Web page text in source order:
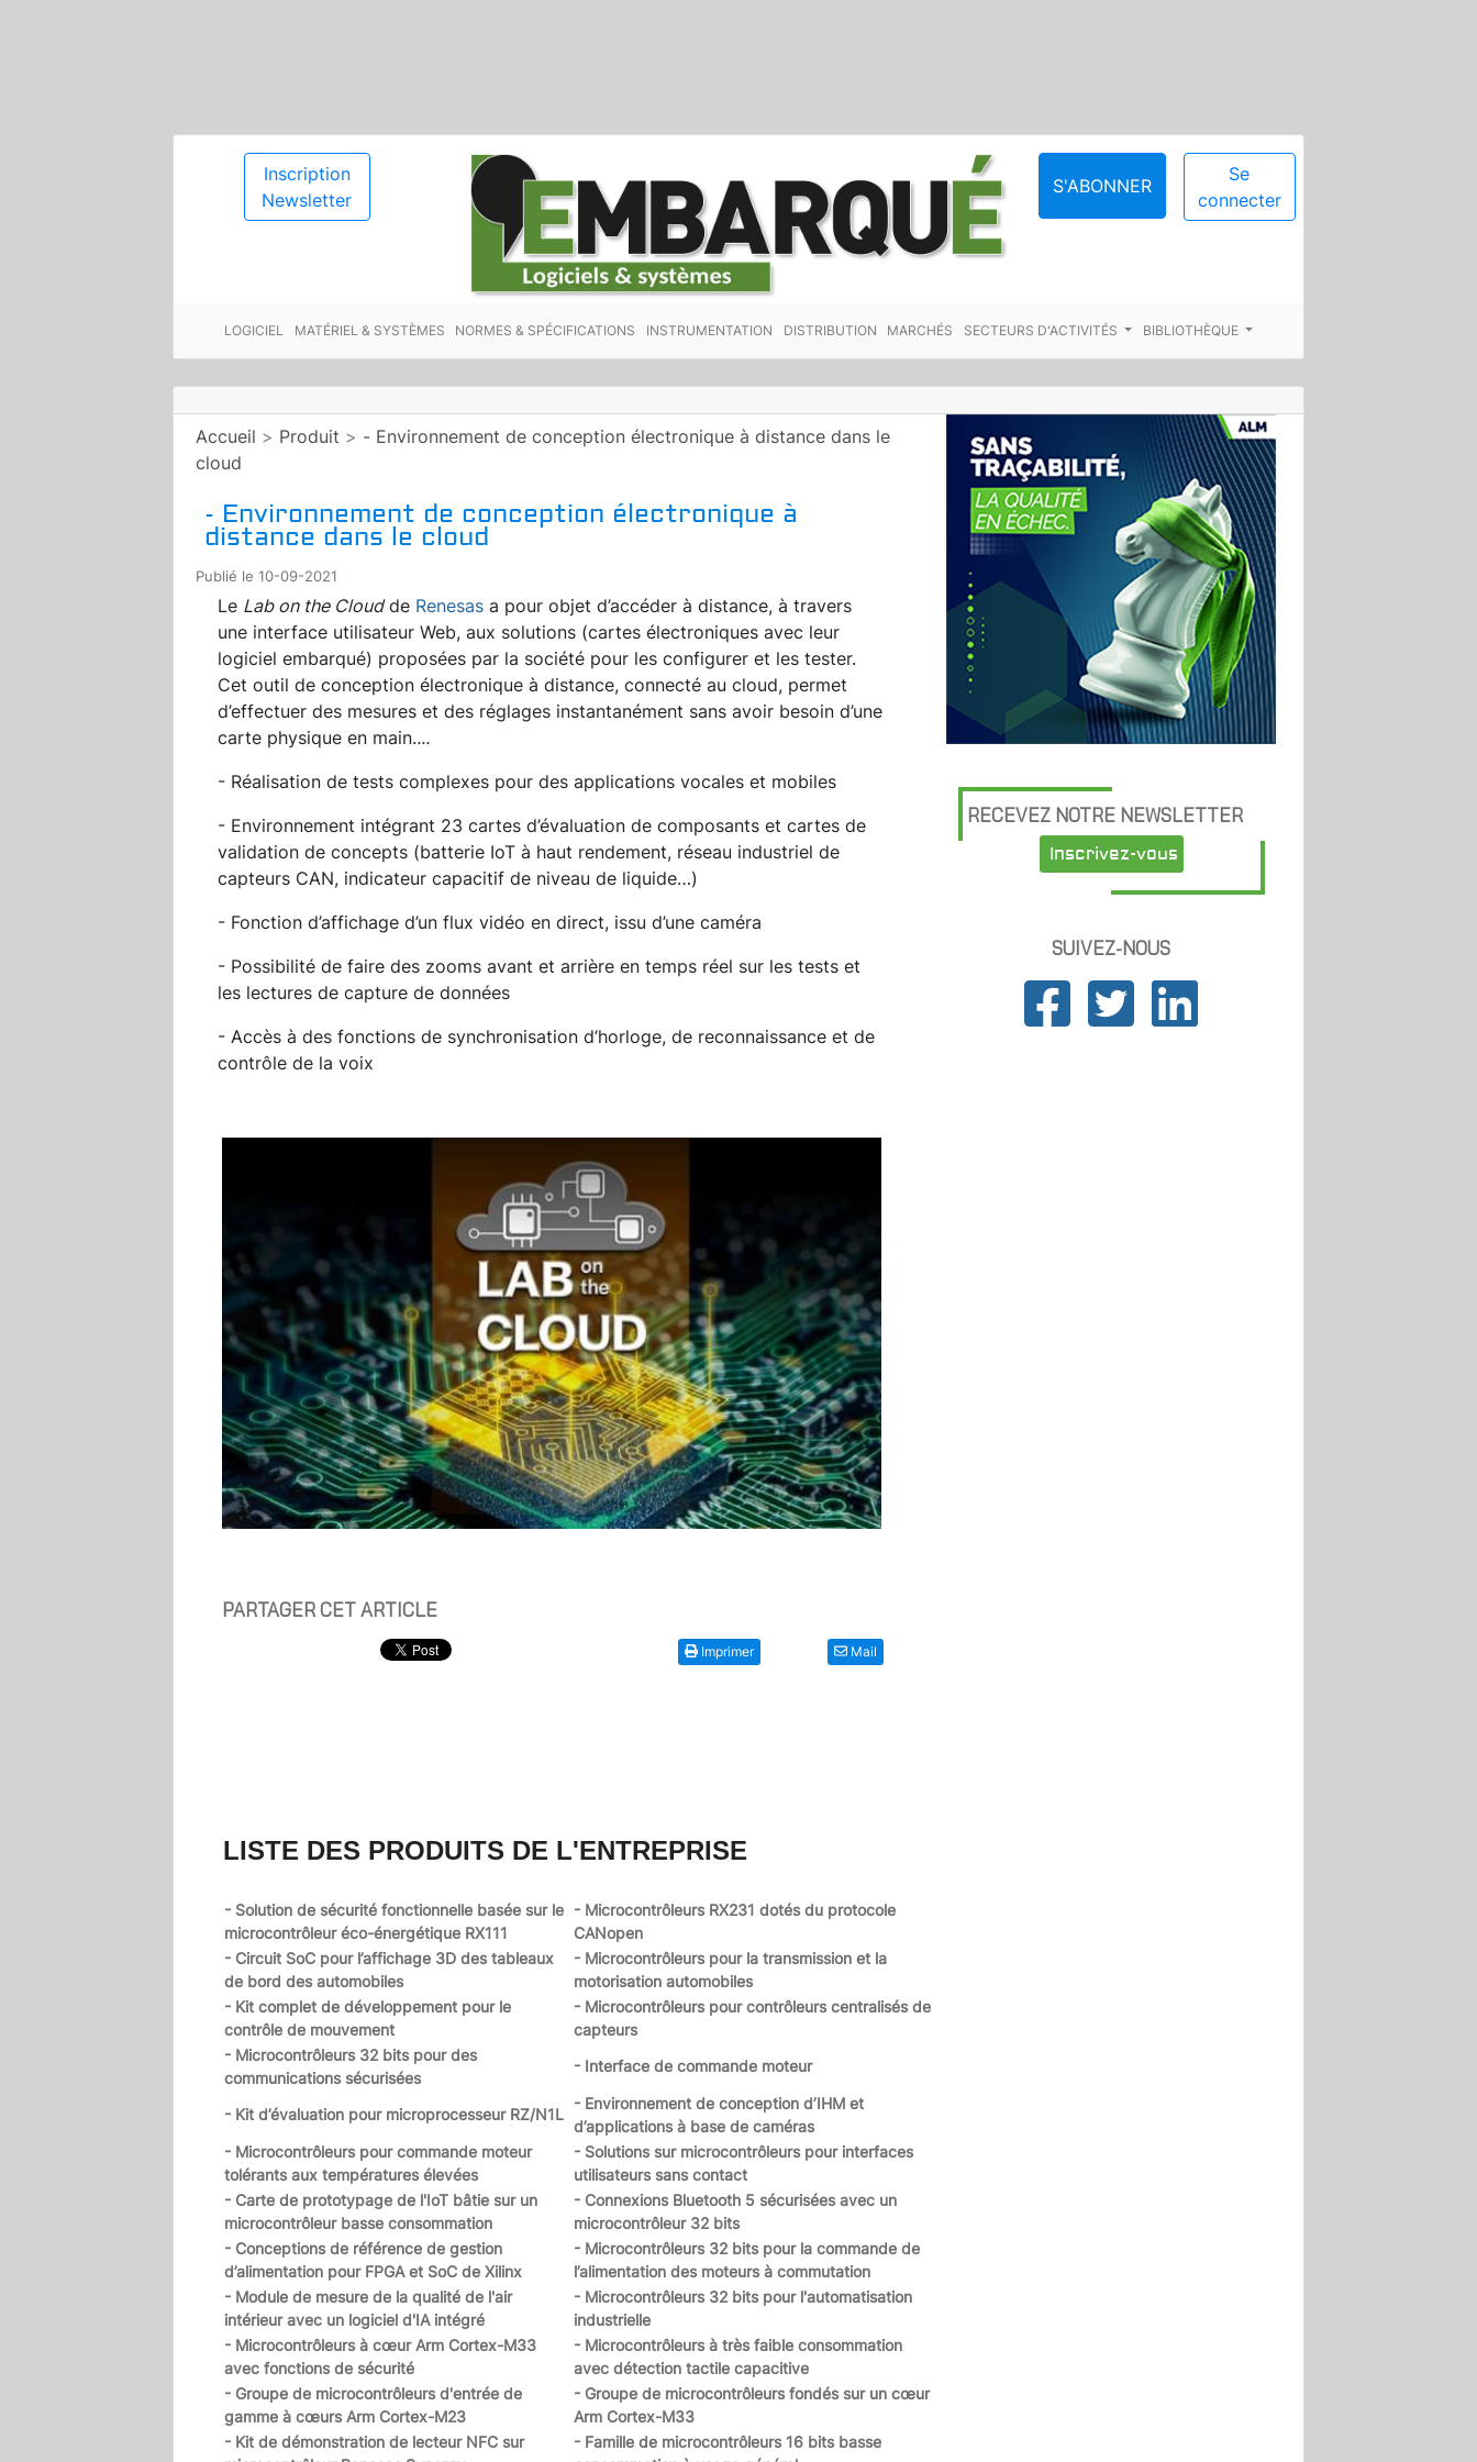
Inscription
Newsletter
S'ABONNER
Se
connecter
LOGICIEL MATÉRIEL & SYSTÈMES NORMES & SPÉCIFICATIONS INSTRUMENTATION DISTRIBUTION MARCHÉS SECTEURS D'ACTIVITÉS BIBLIOTHÈQUE
Accueil > Produit > - Environnement de conception électronique à distance dans le
cloud
- Environnement de conception électronique à
distance dans le cloud
Publié le 10-09-2021
Le Lab on the Cloudde Renesas a pour objet d’accéder à distance, à travers
une interface utilisateur Web, aux solutions (cartes électroniques avec leur
logiciel embarqué) proposées par la société pour les configurer et les tester.
Cet outil de conception électronique à distance, connecté au cloud, permet
d’effectuer des mesures et des réglages instantanément sans avoir besoin d’une
carte physique en main....
- Réalisation de tests complexes pour des applications vocales et mobiles
- Environnement intégrant 23 cartes d’évaluation de composants et cartes de
validation de concepts (batterie IoT à haut rendement, réseau industriel de
capteurs CAN, indicateur capacitif de niveau de liquide…)
- Fonction d’affichage d’un flux vidéo en direct, issu d’une caméra
- Possibilité de faire des zooms avant et arrière en temps réel sur les tests et
les lectures de capture de données
- Accès à des fonctions de synchronisation d’horloge, de reconnaissance et de
contrôle de la voix
PARTAGER CET ARTICLE
Imprimer Mail
LISTE DES PRODUITS DE L'ENTREPRISE
- Solution de sécurité fonctionnelle basée sur le
microcontrôleur éco-énergétique RX111
- Microcontrôleurs RX231 dotés du protocole
CANopen
- Circuit SoC pour l’affichage 3D des tableaux
de bord des automobiles
- Microcontrôleurs pour la transmission et la
motorisation automobiles
- Kit complet de développement pour le
contrôle de mouvement
- Microcontrôleurs pour contrôleurs centralisés de
capteurs
- Microcontrôleurs 32 bits pour des
communications sécurisées
- Interface de commande moteur
- Kit d’évaluation pour microprocesseur RZ/N1L
- Environnement de conception d’IHM et
d’applications à base de caméras
- Microcontrôleurs pour commande moteur
tolérants aux températures élevées
- Solutions sur microcontrôleurs pour interfaces
utilisateurs sans contact
- Carte de prototypage de l'IoT bâtie sur un
microcontrôleur basse consommation
- Connexions Bluetooth 5 sécurisées avec un
microcontrôleur 32 bits
- Conceptions de référence de gestion
d’alimentation pour FPGA et SoC de Xilinx
- Microcontrôleurs 32 bits pour la commande de
l’alimentation des moteurs à commutation
- Module de mesure de la qualité de l'air
intérieur avec un logiciel d'IA intégré
- Microcontrôleurs 32 bits pour l'automatisation
industrielle
- Microcontrôleurs à cœur Arm Cortex-M33
avec fonctions de sécurité
- Microcontrôleurs à très faible consommation
avec détection tactile capacitive
- Groupe de microcontrôleurs d'entrée de
gamme à cœurs Arm Cortex-M23
- Groupe de microcontrôleurs fondés sur un cœur
Arm Cortex-M33
- Kit de démonstration de lecteur NFC sur
- Famille de microcontrôleurs 16 bits basse
RECEVEZ NOTRE NEWSLETTER
Inscrivez-vous
SUIVEZ-NOUS